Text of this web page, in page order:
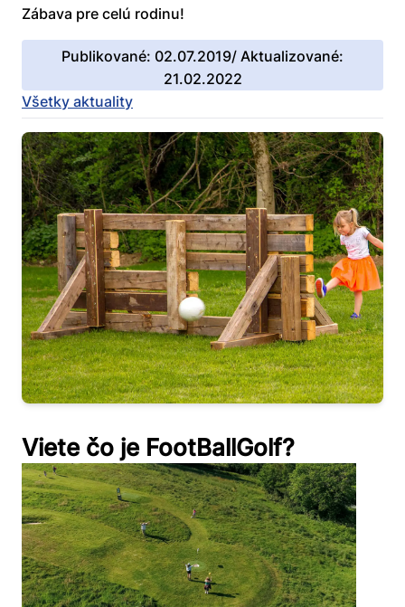
Zábava pre celú rodinu!
Publikované: 02.07.2019/ Aktualizované:
21.02.2022
Všetky aktuality
Viete čo je FootBallGolf?